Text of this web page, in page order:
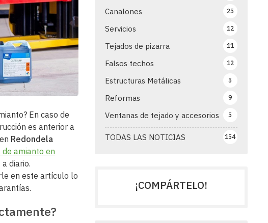
TODAS LAS NOTICIAS 154
Canalones 25
Servicios 12
Tejados de pizarra 11
Falsos techos 12
Estructuras Metálicas 5
Reformas 9
Ventanas de tejado y accesorios 5
En caso de
es anterior a
Redondela
amianto en
diario.
en este artículo lo
¡COMPÁRTELO!